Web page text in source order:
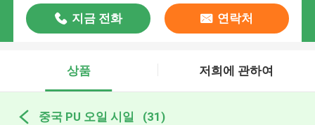
지금 전화 연락처
상품 저희에 관하여
중국 PU 오일 시일 (31)